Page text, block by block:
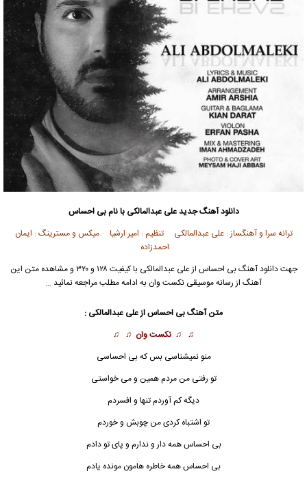
دانلود آهنگ جدیدعلی عبدالمالکی با نام بی احساس
ترانه سرا و آهنگساز : علی عبدالمالکی تنظیم : امیر ارشیا میکس و مسترینگ : ایمان
احمدزاده
جهت دانلود آهنگ بی احساس ازعلی عبدالمالکی
با کیفیت ۱۲۸ و ۳۲۰ و مشاهده متن این
آهنگ از رسانه موسیقی نکست وان به ادامه مطلب مراجعه نمائید …
متن آهنگ بی احساس ازعلی عبدالمالکی :
♫ ♫ نکست وان ♫ ♫
منو نمیشناسی بس که بی احساسی
تو رفتی من مردم همین و می خواستی
دیگه کم آوردم تنها و افسردم
تو اشتباه کردی من چوبش و خوردم
بی احساس همه دار و ندارم و پای تو دادم
بی احساس همه خاطره هامون مونده یادم